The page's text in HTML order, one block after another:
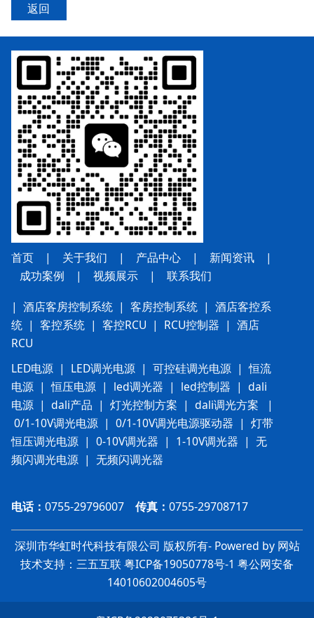
返回
首页| 关于我们 | 产品中心 | 新闻资讯|
成功案例 | 视频展示| 联系我们
| 酒店客房控制系统| 客房控制系统| 酒店客控系
统| 客控系统 | 客控RCU | RCU控制器 | 酒店
RCU
LED电源| LED调光电源 | 可控硅调光电源 |恒流
电源 |恒压电源 | led调光器 | led控制器 | dali
电源 | dali产品 | 灯光控制方案 | dali调光方案
|
0/1-10V调光电源 | 0/1-10V调光电源驱动器 | 灯带
恒压调光电源| 0-10V调光器 | 1-10V调光器 | 无
频闪调光电源| 无频闪调光器
电话： 0755-29796007 传真： 0755-29708717
深圳市华虹时代科技有限公司 版权所有- Powered by 网站
技术支持：三五互联 粤ICP备19050778号-1 粤公网安备
14010602004605号